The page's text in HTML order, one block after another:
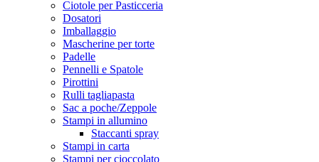
Ciotole per Pasticceria
Dosatori
Imballaggio
Mascherine per torte
Padelle
Pennelli e Spatole
Pirottini
Rulli tagliapasta
Sac a poche/Zeppole
Stampi in allumino
Staccanti spray
Stampi in carta
Stampi per cioccolato